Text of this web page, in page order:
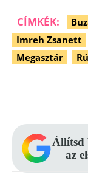
CÍMKÉK:
Imreh Zsanett
Megasztár
Állítsd
az